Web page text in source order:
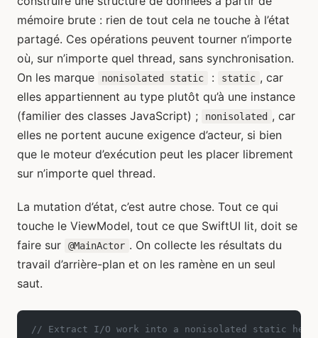
mémoire brute : rien de tout cela ne touche à l’état
partagé. Ces opérations peuvent tourner n’importe
où, sur n’importe quel thread, sans synchronisation.
On les marque
nonisolated static : static , car
elles appartiennent au type plutôt qu’à une instance
(familier des classes JavaScript) ;
nonisolated , car
elles ne portent aucune exigence d’acteur, si bien
que le moteur d’exécution peut les placer librement
sur n’importe quel thread.
La mutation d’état, c’est autre chose. Tout ce qui
touche le ViewModel, tout ce que SwiftUI lit, doit se
faire sur
@MainActor . On collecte les résultats du
travail d’arrière-plan et on les ramène en un seul
saut.
// Extract I/O work into a nonisolated static